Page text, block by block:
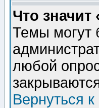
Что значит
Темы могут
любой
Вернуться